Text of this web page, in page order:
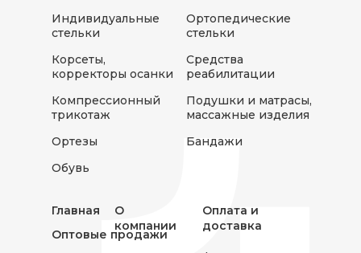
Индивидуальные
стельки
Корсеты,
корректоры осанки
Компрессионный
трикотаж
Ортезы
Обувь
Оптовые продажи
Главная
О
компании
Оплата и
доставка
Ортопедические
стельки
Средства
реабилитации
Подушки и матрасы,
массажные изделия
Бандажи